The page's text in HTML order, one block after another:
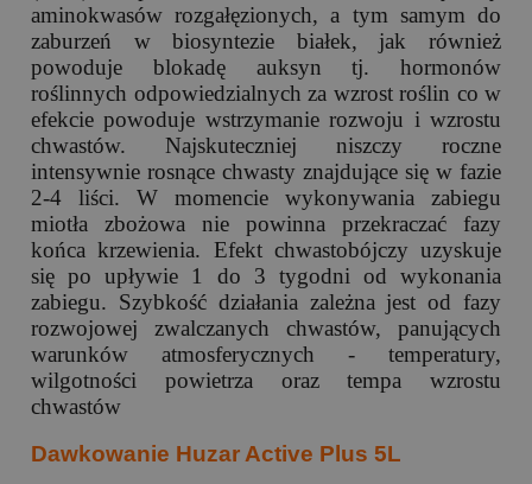
aminokwasów rozgałęzionych, a tym samym do
zaburzeń w biosyntezie białek, jak również
powoduje blokadę auksyn tj. hormonów
roślinnych odpowiedzialnych za wzrost roślin co w
efekcie powoduje wstrzymanie rozwoju i wzrostu
chwastów. Najskuteczniej niszczy roczne
intensywnie rosnące chwasty znajdujące się w fazie
2-4 liści. W momencie wykonywania zabiegu
miotła zbożowa nie powinna przekraczać fazy
końca krzewienia. Efekt chwastobójczy uzyskuje
się po upływie 1 do 3 tygodni od wykonania
zabiegu. Szybkość działania zależna jest od fazy
rozwojowej zwalczanych chwastów, panujących
warunków atmosferycznych - temperatury,
wilgotności powietrza oraz tempa wzrostu
chwastów
Dawkowanie Huzar Active Plus 5L